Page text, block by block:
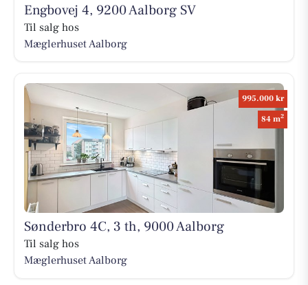
Engbovej 4, 9200 Aalborg SV
Til salg hos
Mæglerhuset Aalborg
995.000 kr
84 m2
Sønderbro 4C, 3 th, 9000 Aalborg
Til salg hos
Mæglerhuset Aalborg